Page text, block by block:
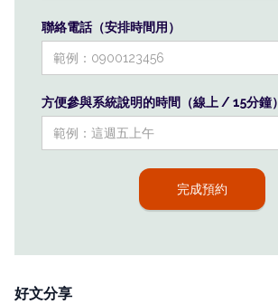
聯絡電話（安排時間用）
方便參與系統說明的時間（線上 / 15分鐘）
好文分享